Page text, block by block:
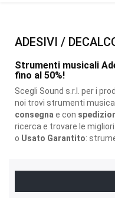
ADESIVI /
Strumenti musicali
fino al 50%!
Scegli Sound s.r.l. per i
noi trovi strumenti
consegna e con
ricerca e trovare le
o Usato Garantito: